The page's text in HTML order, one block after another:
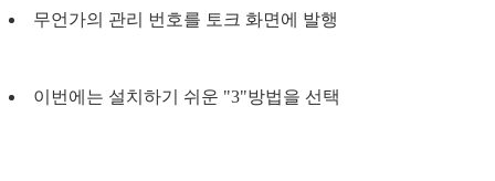
무언가의 관리 번호를 토크 화면에 발행
이번에는 설치하기 쉬운 "3"방법을 선택